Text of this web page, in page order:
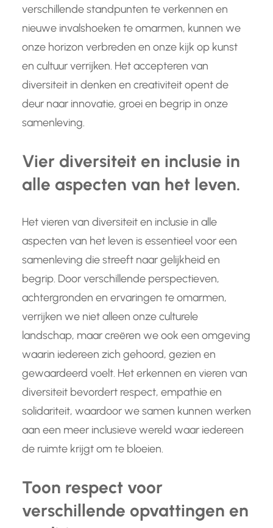
verschillende standpunten te verkennen en
nieuwe invalshoeken te omarmen, kunnen we
onze horizon verbreden en onze kijk op kunst
en cultuur verrijken. Het accepteren van
diversiteit in denken en creativiteit opent de
deur naar innovatie, groei en begrip in onze
samenleving.
Vier diversiteit en inclusie in
alle aspecten van het leven.
Het vieren van diversiteit en inclusie in alle
aspecten van het leven is essentieel voor een
samenleving die streeft naar gelijkheid en
begrip. Door verschillende perspectieven,
achtergronden en ervaringen te omarmen,
verrijken we niet alleen onze culturele
landschap, maar creëren we ook een omgeving
waarin iedereen zich gehoord, gezien en
gewaardeerd voelt. Het erkennen en vieren van
diversiteit bevordert respect, empathie en
solidariteit, waardoor we samen kunnen werken
aan een meer inclusieve wereld waar iedereen
de ruimte krijgt om te bloeien.
Toon respect voor
verschillende opvattingen en